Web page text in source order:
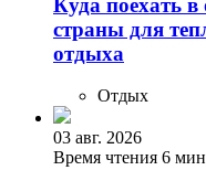
страны для
отдыха
Отдых
03 авг. 2026
Время чтения 6